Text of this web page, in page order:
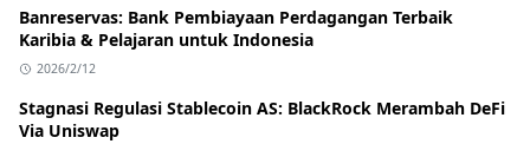
Banreservas: Bank Pembiayaan Perdagangan Terbaik
Karibia & Pelajaran untuk Indonesia
2026/2/12
Stagnasi Regulasi Stablecoin AS: BlackRock Merambah DeFi
Via Uniswap